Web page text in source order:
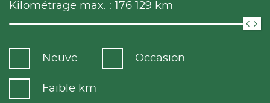
Kilométrage max. : 176 129 km
Neuve Occasion
Faible km